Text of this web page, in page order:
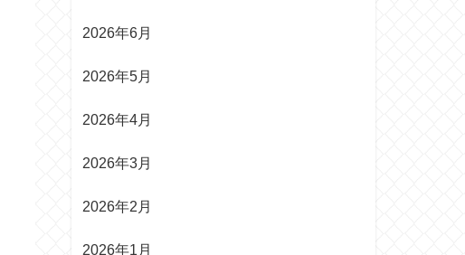
2026年6月
2026年5月
2026年4月
2026年3月
2026年2月
2026年1月